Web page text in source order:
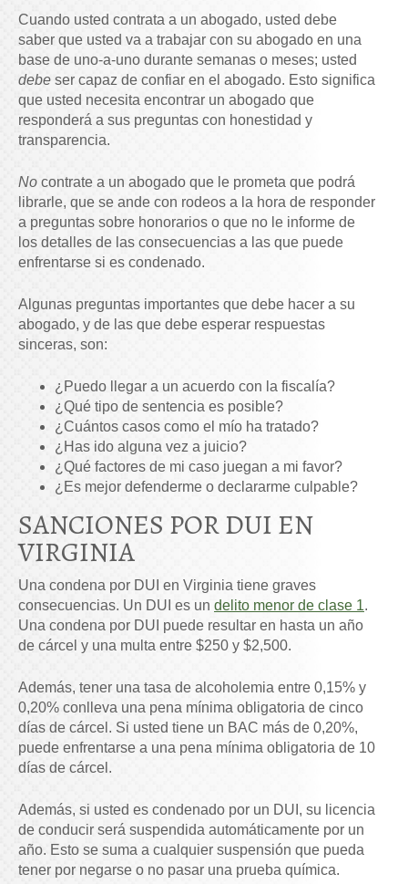
Cuando usted contrata a un abogado, usted debe
saber que usted va a trabajar con su abogado en una
base de uno-a-uno durante semanas o meses; usted
debe ser capaz de confiar en el abogado. Esto significa
que usted necesita encontrar un abogado que
responderá a sus preguntas con honestidad y
transparencia.
No contrate a un abogado que le prometa que podrá
librarle, que se ande con rodeos a la hora de responder
a preguntas sobre honorarios o que no le informe de
los detalles de las consecuencias a las que puede
enfrentarse si es condenado.
Algunas preguntas importantes que debe hacer a su
abogado, y de las que debe esperar respuestas
sinceras, son:
¿Puedo llegar a un acuerdo con la fiscalía?
¿Qué tipo de sentencia es posible?
¿Cuántos casos como el mío ha tratado?
¿Has ido alguna vez a juicio?
¿Qué factores de mi caso juegan a mi favor?
¿Es mejor defenderme o declararme culpable?
SANCIONES POR DUI EN
VIRGINIA
Una condena por DUI en Virginia tiene graves
consecuencias. Un DUI es un delito menor de clase 1.
Una condena por DUI puede resultar en hasta un año
de cárcel y una multa entre $250 y $2,500.
Además, tener una tasa de alcoholemia entre 0,15% y
0,20% conlleva una pena mínima obligatoria de cinco
días de cárcel. Si usted tiene un BAC más de 0,20%,
puede enfrentarse a una pena mínima obligatoria de 10
días de cárcel.
Además, si usted es condenado por un DUI, su licencia
de conducir será suspendida automáticamente por un
año. Esto se suma a cualquier suspensión que pueda
tener por negarse o no pasar una prueba química.